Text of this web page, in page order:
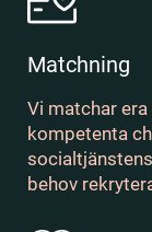
Matchning
Vi matchar
kompetenta
behov